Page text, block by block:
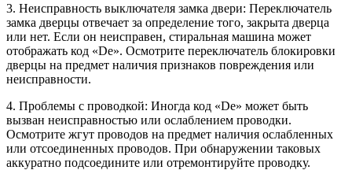
3. Неисправность выключателя замка двери: Переключатель
замка дверцы отвечает за определение того, закрыта дверца
или нет. Если он неисправен, стиральная машина может
отображать код «De». Осмотрите переключатель блокировки
дверцы на предмет наличия признаков повреждения или
неисправности.
4. Проблемы с проводкой: Иногда код «De» может быть
вызван неисправностью или ослаблением проводки.
Осмотрите жгут проводов на предмет наличия ослабленных
или отсоединенных проводов. При обнаружении таковых
аккуратно подсоедините или отремонтируйте проводку.